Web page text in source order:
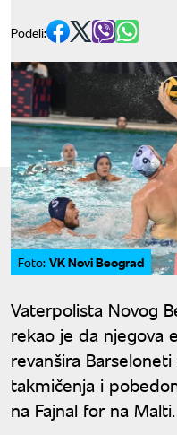
Podeli:
Foto: VK Novi Beograd
Vaterpolista Novog
rekao je da njegova
revanšira
takmičenja i
na Fajnal for na Malti.